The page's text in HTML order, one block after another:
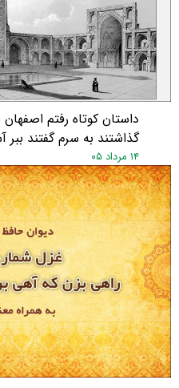
★★
داستان کوتاه رفتم اصفهان
گذاشتند به سرم گفتند ببر
۱۴ مرداد ۰۵